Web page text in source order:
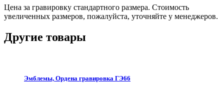
Цена за гравировку стандартного размера. Стоимость
увеличенных размеров, пожалуйста, уточняйте у менеджеров.
Другие товары
Эмблемы, Ордена гравировка ГЭ66